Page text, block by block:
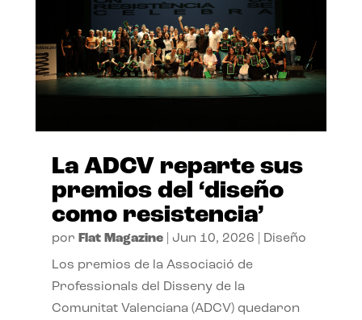
La ADCV reparte sus
premios del ‘diseño
como resistencia’
por Flat Magazine| Jun 10, 2026 Diseño
Los premios de la Associació de
Professionals del Disseny de la
Comunitat Valenciana (ADCV) quedaron